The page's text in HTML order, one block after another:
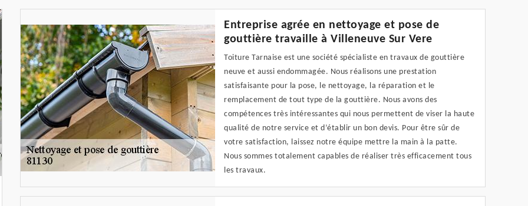
Entreprise agrée en nettoyage et pose de
gouttière travaille à Villeneuve Sur Vere
Toiture Tarnaise est une société spécialiste en travaux de gouttière
neuve et aussi endommagée. Nous réalisons une prestation
satisfaisante pour la pose, le nettoyage, la réparation et le
remplacement de tout type de la gouttière. Nous avons des
compétences très intéressantes qui nous permettent de viser la haute
qualité de notre service et d’établir un bon devis. Pour être sûr de
votre satisfaction, laissez notre équipe mettre la main à la patte.
Nous sommes totalement capables de réaliser très efficacement tous
les travaux.